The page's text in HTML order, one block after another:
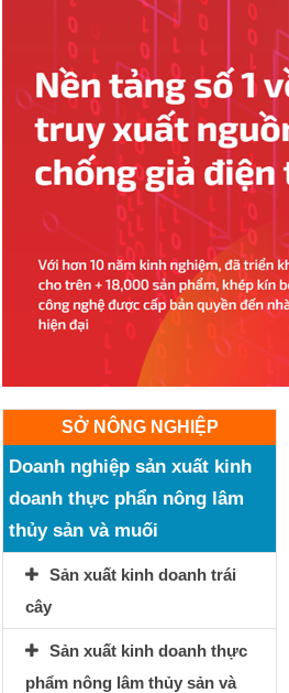
SỞ NÔNG NGHIỆP
Doanh nghiệp sản xuất kinh
doanh thực phẩn nông lâm
thủy sản và muối
Sản xuất kinh doanh trái
cây
Sản xuất kinh doanh thực
phẩm nông lâm thủy sản và